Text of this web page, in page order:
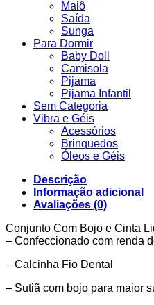
Maiô
Saída
Sunga
Para Dormir
Baby Doll
Camisola
Pijama
Pijama Infantil
Sem Categoria
Vibra e Géis
Acessórios
Brinquedos
Óleos e Géis
Descrição
Informação adicional
Avaliações (0)
Conjunto Com Bojo e Cinta
– Confeccionado com renda
– Calcinha Fio Dental
– Sutiã com bojo para maior